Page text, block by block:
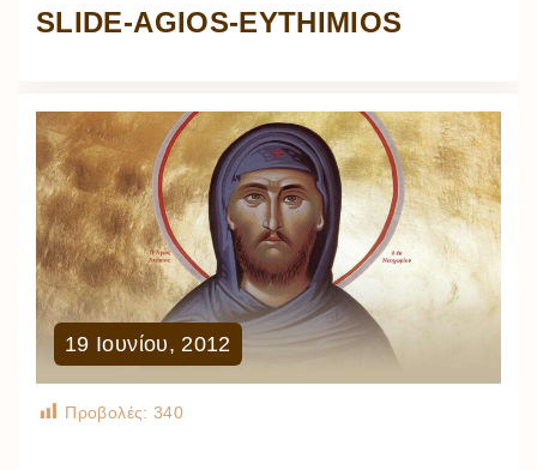
SLIDE-AGIOS-EYTHIMIOS
19 Ιουνίου, 2012
Προβολές: 340